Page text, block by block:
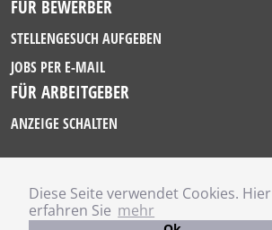
Diese Seite verwendet Cookies. Hier
erfahren Sie mehr
FÜR BEWERBER
STELLENGESUCH AUFGEBEN
JOBS PER E-MAIL
FÜR ARBEITGEBER
ANZEIGE SCHALTEN
IMPRESSUM
DATENSCHUTZ